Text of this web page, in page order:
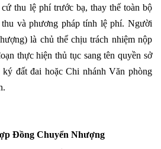
thu lệ phí trước bạ, thay thế toàn bộ
và phương pháp tính lệ phí. Người
là chủ thể chịu trách nhiệm nộp
thực hiện thủ tục sang tên quyền sở
đất đai hoặc Chi nhánh Văn phòng
Đồng Chuyển Nhượng